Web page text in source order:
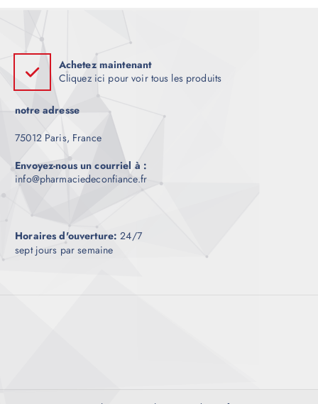
Achetez maintenant
Cliquez ici pour voir tous les produits
notre adresse
75012 Paris, France
Envoyez-nous un courriel à :
info@pharmaciedeconfiance.fr
Horaires d'ouverture: 24/7
sept jours par semaine